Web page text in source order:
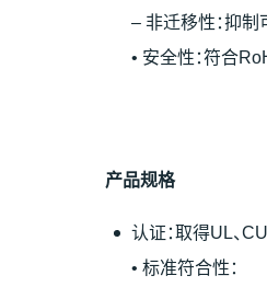
– 非迁移性：抑
• 安全性：符合
产品规格
认证：取得UL、
• 标准符合性：